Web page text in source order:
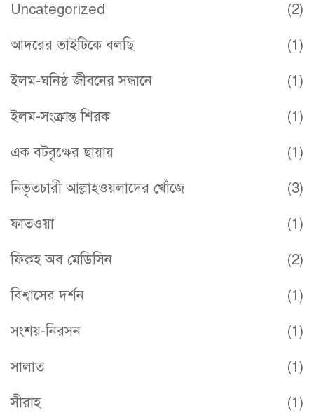
Uncategorized (2)
আদরের ভাইটিকে বলছি (1)
ইলম-ঘনিষ্ঠ জীবনের সন্ধানে (1)
ইলম-সংক্রান্ত শিরক (1)
এক বটবৃক্ষের ছায়ায় (1)
নিভৃতচারী আল্লাহওয়লাদের খোঁজে (3)
ফাতওয়া (1)
ফিক্বহ অব মেডিসিন (2)
বিশ্বাসের দর্শন (1)
সংশয়-নিরসন (1)
সালাত (1)
সীরাহ (1)